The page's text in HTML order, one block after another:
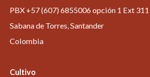
PBX +57 (607) 6855006 opción 1 Ext 311
Sabana de Torres, Santander
Colombia
Cultivo